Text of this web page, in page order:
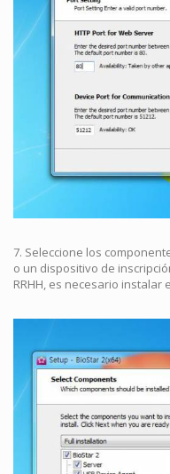
7. Seleccione los
o un dispositivo de
RRHH, es necesario instalar